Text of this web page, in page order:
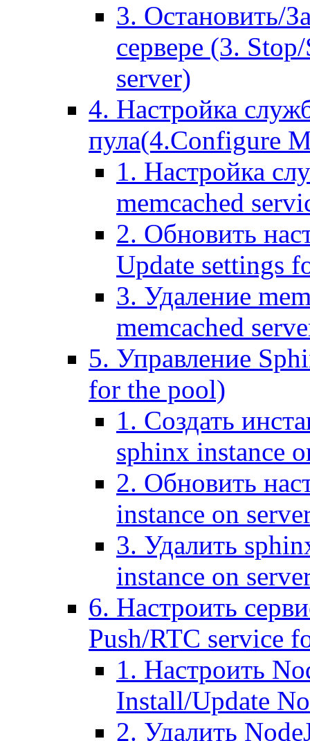
3. Остановить/
сервере (3.
server)
4. Настройка
пула(4.Configure
1. Настройка
memcached
2. Обновить
Update settings
3. Удаление
memcached
5. Управление
for the pool)
1. Создать
sphinx instance
2. Обновить
instance on
3. Удалить
instance on
6. Настроить
Push/RTC service
1. Настроить
Install/Update
2. Удалить